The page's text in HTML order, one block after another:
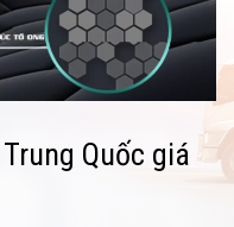
Quốc giá